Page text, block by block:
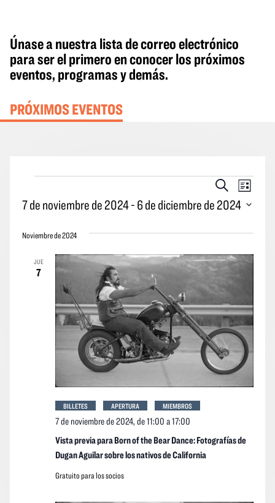
Únase a nuestra lista de correo electrónico
para ser el primero en conocer los próximos
eventos, programas y demás.
PRÓXIMOS EVENTOS
Eventos
Búsqueda
vistas
Buscar
por
vistas
de
los
Lista
7 de noviembre de 2024 - 6 de diciembre de 2024
la
Noviembre de 2024
JUE
7
Vista previa para Born of the Bear Dance: Fotografías de
Dugan Aguilar sobre los nativos de California
7 de noviembre de 2024, de 11:00 a17:00
BILLETES APERTURA MIEMBROS
Gratuito para los socios